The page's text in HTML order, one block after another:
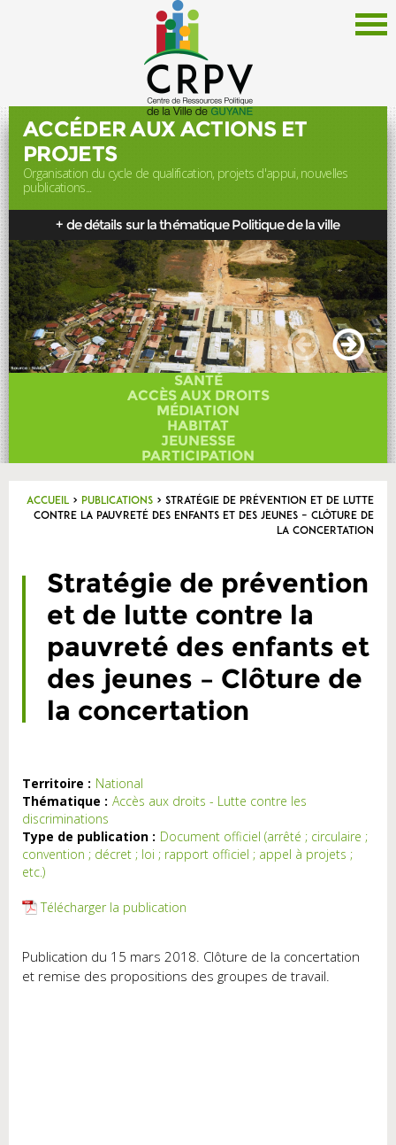
Liens
Offres d'emploi
Actualités
Newsletter
Contact
Le CRPV
Thématiques
Documentation
Politique de la Ville
ACCÉDER AUX ACTIONS ET
PROJETS
Organisation du cycle de qualification, projets d'appui, nouvelles
publications...
+ de détails sur la thématique Politique de la ville
SANTÉ
ACCÈS AUX DROITS
MÉDIATION
HABITAT
JEUNESSE
PARTICIPATION
Accueil > Publications > Stratégie de prévention et de lutte
contre la pauvreté des enfants et des jeunes – Clôture de
la concertation
Stratégie de prévention
et de lutte contre la
pauvreté des enfants et
des jeunes – Clôture de
la concertation
Territoire : National
Thématique : Accès aux droits - Lutte contre les
discriminations
Type de publication : Document officiel (arrêté ; circulaire ;
convention ; décret ; loi ; rapport officiel ; appel à projets ;
etc.)
Télécharger la publication
Publication du 15 mars 2018. Clôture de la concertation
et remise des propositions des groupes de travail.